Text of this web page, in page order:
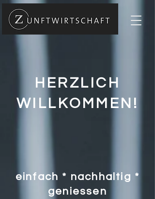
HERZLICH
WILLKOMMEN!
einfach * nachhaltig *
geniessen